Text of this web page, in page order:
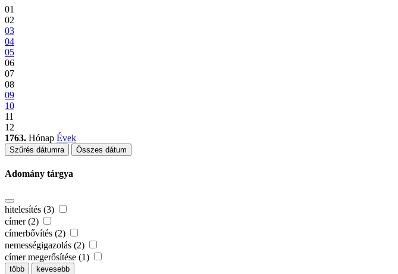
01
02
03
04
05
06
07
08
09
10
11
12
1763. Hónap Évek
Szűrés dátumra Összes dátum
Adomány tárgya
hitelesítés (3)
címer (2)
címerbővítés (2)
nemességigazolás (2)
címer megerősítése (1)
több kevesebb